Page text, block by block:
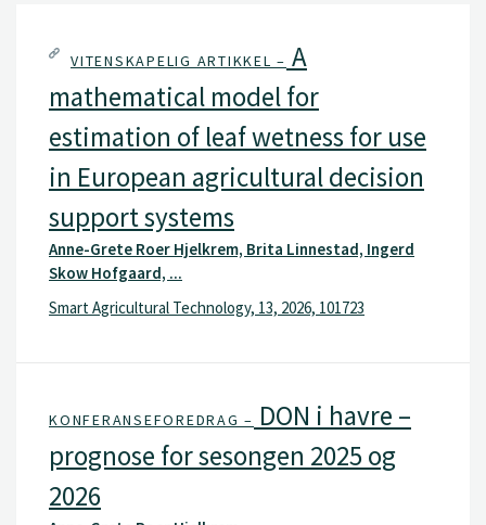
VITENSKAPELIG ARTIKKEL – A
mathematical model for
estimation of leaf wetness for use
in European agricultural decision
support systems
Anne-Grete Roer Hjelkrem, Brita Linnestad, Ingerd
Skow Hofgaard, ...
Smart Agricultural Technology, 13, 2026, 101723
KONFERANSEFOREDRAG – DON i havre –
prognose for sesongen 2025 og
2026